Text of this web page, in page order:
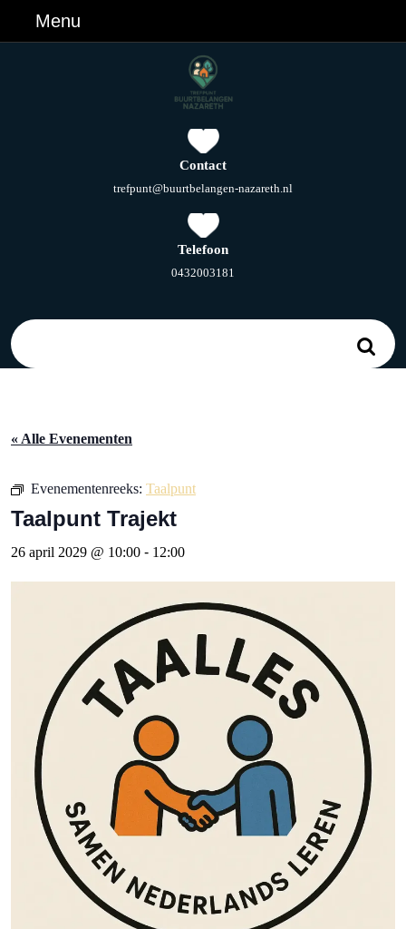
Menu
Contact
trefpunt@buurtbelangen-nazareth.nl
Telefoon
0432003181
« Alle Evenementen
Evenementenreeks: Taalpunt
Taalpunt Trajekt
26 april 2029 @ 10:00 - 12:00